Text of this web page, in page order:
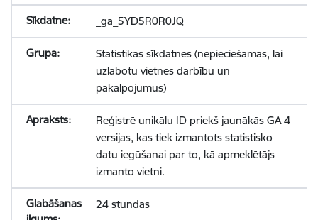
_ga_5YD5R0R0JQ
Statistikas sīkdatnes (nepieciešamas, lai
uzlabotu vietnes darbību un
pakalpojumus)
Reģistrē unikālu ID priekš jaunākās GA 4
versijas, kas tiek izmantots statistisko
datu iegūšanai par to, kā apmeklētājs
izmanto vietni.
24 stundas